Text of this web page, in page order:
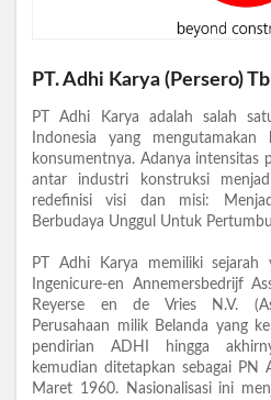
PT. Adhi Karya (Persero)
PT Adhi Karya adalah salah
Indonesia yang
konsumentnya. Adanya intensitas
antar industri konstruksi
redefinisi visi dan misi:
Berbudaya Unggul Untuk
PT Adhi Karya memiliki sejarah
Ingenicure-en Annemersbedrijf
Reyerse en de Vries N.V.
Perusahaan milik Belanda yang
pendirian ADHI hingga
kemudian ditetapkan sebagai PN
Maret 1960. Nasionalisasi ini